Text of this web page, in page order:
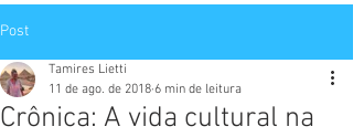
Post
Crônica: A vida cultural na
Tamires Lietti
11 de ago. de 2018 6 min de leitura